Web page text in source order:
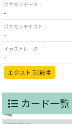
ポケモンデータ：
-
ポケモンテキスト：
-
イラストレーター：
-
エクストラ/殿堂
カード一覧